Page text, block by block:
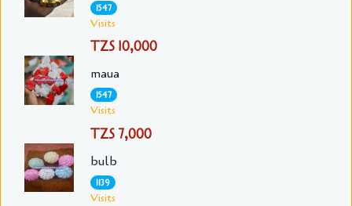
1547
Visits
TZS 10,000
maua
1547
Visits
TZS 7,000
bulb
1139
Visits